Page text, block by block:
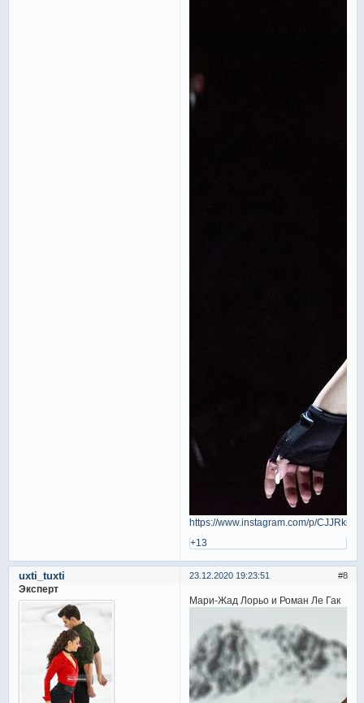
https://www.instagram.com/p/
+13
8
23.12.2020 19:23:51
uxti_tuxti
Эксперт
Мари-Жад Лорьо и Роман Ле Гак